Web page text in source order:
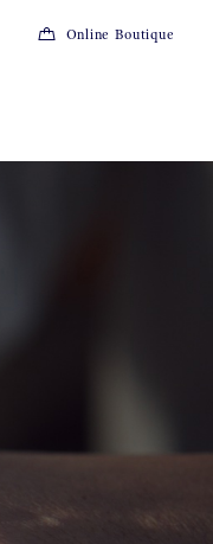
Online Boutique